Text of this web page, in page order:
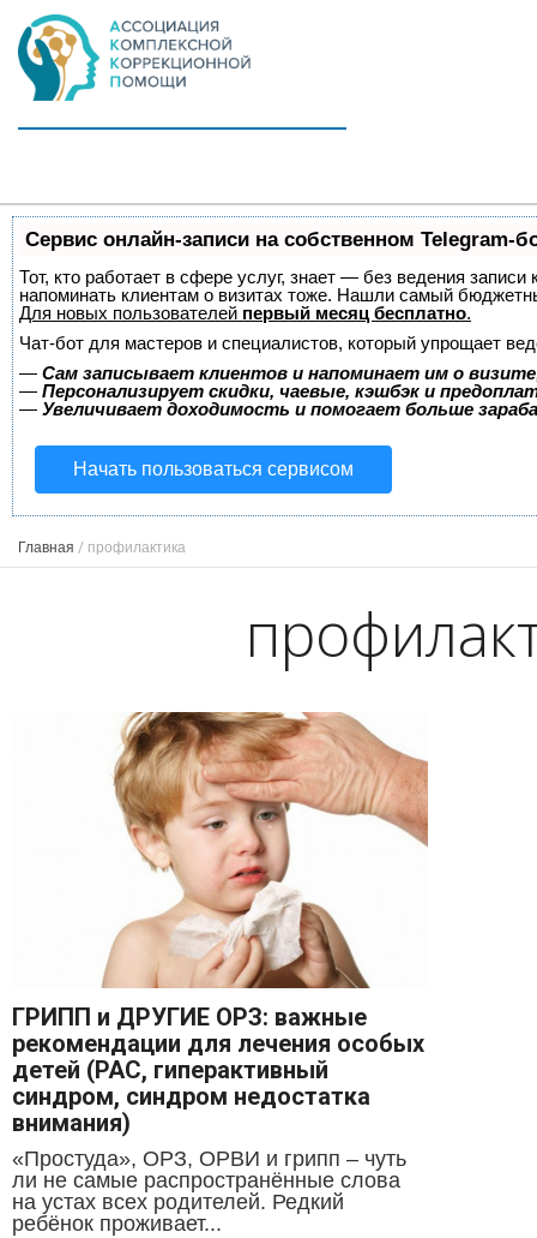
Сервис онлайн-записи на собственном Telegram-
Тот, кто работает в сфере услуг, знает — без ведения
напоминать клиентам о визитах тоже. Нашли самый
Для новых пользователей первый месяц бесплатно.
Чат-бот для мастеров и специалистов, который упрощает
— Сам записывает клиентов и напоминает им о
— Персонализирует скидки, чаевые, кэшбэк и
— Увеличивает доходимость и помогает больше
Начать пользоваться сервисом
Главная / профилактика
ГРИПП и ДРУГИЕ ОРЗ: важные
рекомендации для лечения особых
детей (РАС, гиперактивный
синдром, синдром недостатка
внимания)
«Простуда», ОРЗ, ОРВИ и грипп – чуть
ли не самые распространённые слова
на устах всех родителей. Редкий
ребёнок проживает...